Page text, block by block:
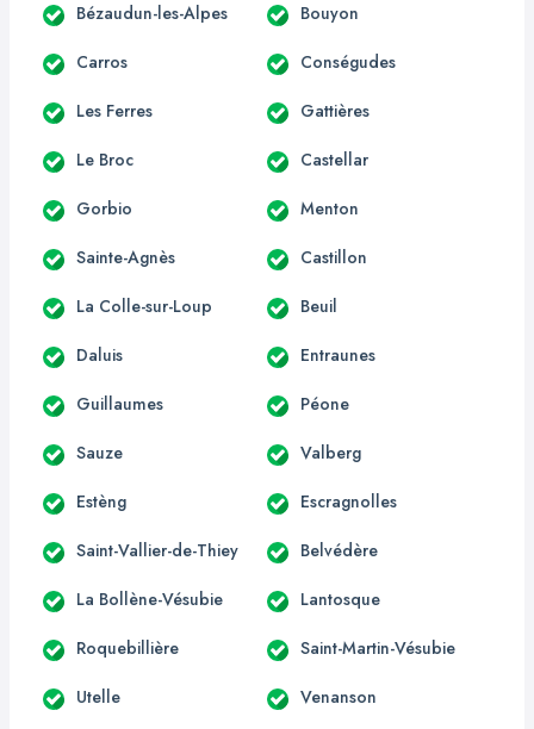
Bézaudun-les-Alpes Bouyon
Carros Conségudes
Les Ferres Gattières
Le Broc Castellar
Gorbio Menton
Sainte-Agnès Castillon
La Colle-sur-Loup Beuil
Daluis Entraunes
Guillaumes Péone
Sauze Valberg
Estèng Escragnolles
Saint-Vallier-de-Thiey Belvédère
La Bollène-Vésubie Lantosque
Roquebillière Saint-Martin-Vésubie
Utelle Venanson